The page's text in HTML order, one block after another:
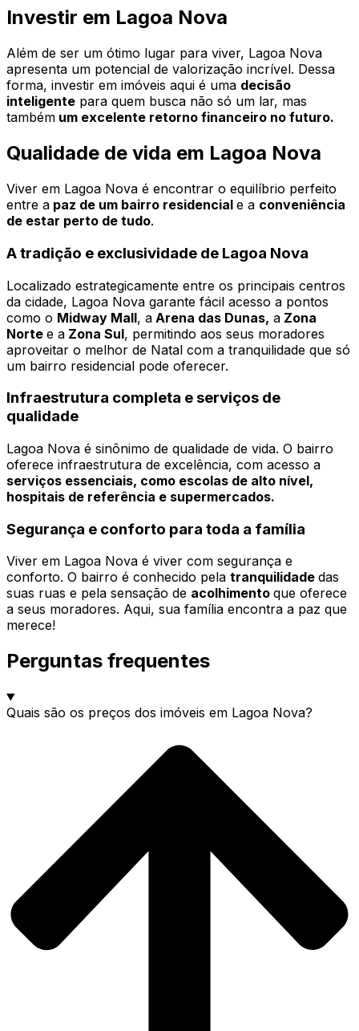
Investir em Lagoa Nova
Além de ser um ótimo lugar para viver, Lagoa Nova
apresenta um potencial de valorização incrível. Dessa
forma, investir em imóveis aqui é uma decisão
inteligente para quem busca não só um lar, mas
também um excelente retorno financeiro no futuro.
Qualidade de vida em Lagoa Nova
Viver em Lagoa Nova é encontrar o equilíbrio perfeito
entre a paz de um bairro residencial e a conveniência
de estar perto de tudo.
A tradição e exclusividade de Lagoa Nova
Localizado estrategicamente entre os principais centros
da cidade, Lagoa Nova garante fácil acesso a pontos
como o Midway Mall, a Arena das Dunas, a Zona
Norte e a Zona Sul, permitindo aos seus moradores
aproveitar o melhor de Natal com a tranquilidade que só
um bairro residencial pode oferecer.
Infraestrutura completa e serviços de
qualidade
Lagoa Nova é sinônimo de qualidade de vida. O bairro
oferece infraestrutura de excelência, com acesso a
serviços essenciais, como escolas de alto nível,
hospitais de referência e supermercados.
Segurança e conforto para toda a família
Viver em Lagoa Nova é viver com segurança e
conforto. O bairro é conhecido pela tranquilidade das
suas ruas e pela sensação de acolhimento que oferece
a seus moradores. Aqui, sua família encontra a paz que
merece!
Perguntas frequentes
Quais são os preços dos imóveis em Lagoa Nova?